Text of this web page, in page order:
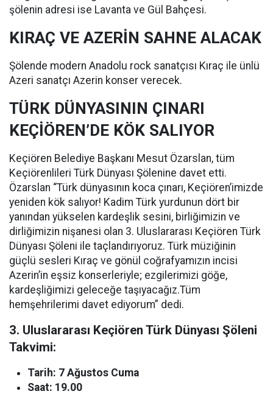
şölenin adresi ise Lavanta ve Gül Bahçesi.
KIRAÇ VE AZERİN SAHNE ALACAK
Şölende modern Anadolu rock sanatçısı Kıraç ile ünlü
Azeri sanatçı Azerin konser verecek.
TÜRK DÜNYASININ ÇINARI
KEÇİÖREN’DE KÖK SALIYOR
Keçiören Belediye Başkanı Mesut Özarslan, tüm
Keçiörenlileri Türk Dünyası Şölenine davet etti.
Özarslan “Türk dünyasının koca çınarı, Keçiören’imizde
yeniden kök salıyor! Kadim Türk yurdunun dört bir
yanından yükselen kardeşlik sesini, birliğimizin ve
dirliğimizin nişanesi olan 3. Uluslararası Keçiören Türk
Dünyası Şöleni ile taçlandırıyoruz. Türk müziğinin
güçlü sesleri Kıraç ve gönül coğrafyamızın incisi
Azerin’in eşsiz konserleriyle; ezgilerimizi göğe,
kardeşliğimizi geleceğe taşıyacağız.Tüm
hemşehrilerimi davet ediyorum” dedi.
3. Uluslararası Keçiören Türk Dünyası Şöleni
Takvimi:
Tarih: 7 Ağustos Cuma
Saat: 19.00